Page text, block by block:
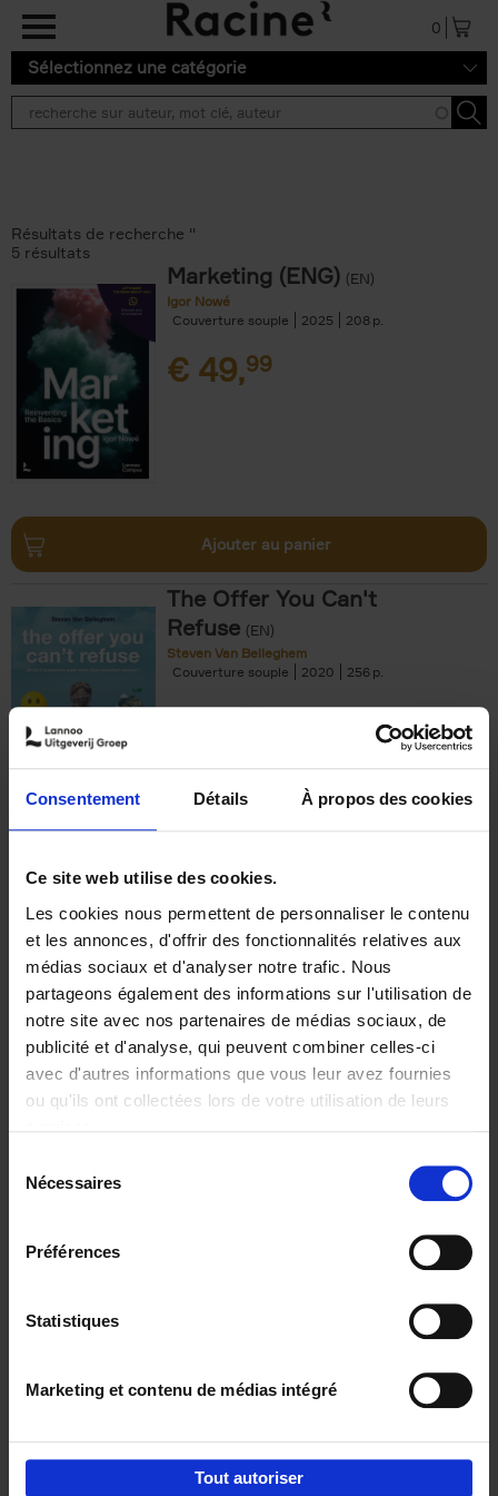
Consentement Détails À propos des cookies
Ce site web utilise des cookies.
Les cookies nous permettent de personnaliser le contenu
et les annonces, d'offrir des fonctionnalités relatives aux
médias sociaux et d'analyser notre trafic. Nous
partageons également des informations sur l'utilisation de
notre site avec nos partenaires de médias sociaux, de
publicité et d'analyse, qui peuvent combiner celles-ci
avec d'autres informations que vous leur avez fournies
ou qu'ils ont collectées lors de votre utilisation de leurs
Nécessaires
Préférences
Statistiques
Marketing et contenu de médias intégré
Tout autoriser
Aller au contenu principal
0
Sélectionnez une catégorie
Résultats de recherche ''
5 résultats
Marketing (ENG) (EN)
Igor Nowé
Couverture souple
2025 208
€ 49,99
Ajouter au panier
The Offer You Can't
Refuse (EN)
Steven Van Belleghem
Couverture souple
2020 256
€37,50
Building Bonds = Building
Business
Jochen Roef Jozefien De Feyter
Carolien Boom
Couverture souple
2025 200
€29,99
Digital marketing like a PRO -
completely revised edition (EN)